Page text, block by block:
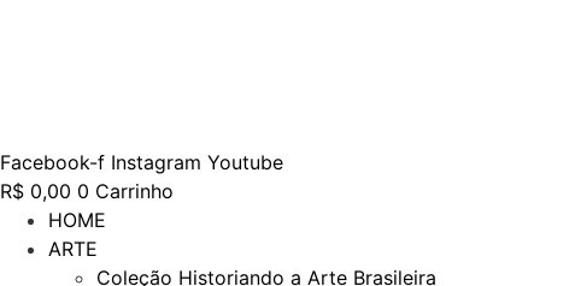
Facebook-f Instagram Youtube
R$ 0,00 0 Carrinho
HOME
ARTE
Coleção Historiando a Arte Brasileira